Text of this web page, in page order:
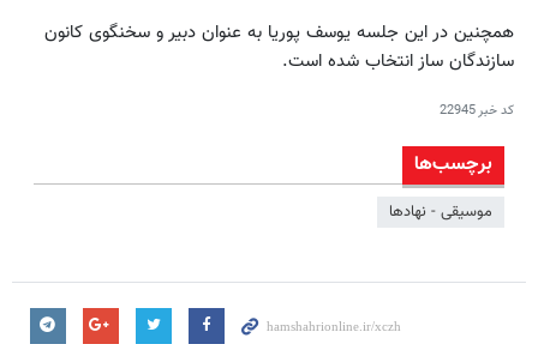
همچنین در این جلسه یوسف پوریا به عنوان دبیر و سخنگوی کانون
سازندگان ساز انتخاب شده است.
کد خبر22945
برچسب‌ها
موسیقی - نهادها